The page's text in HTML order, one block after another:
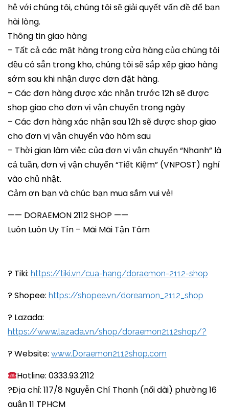
hệ với chúng tôi, chúng tôi sẽ giải quyết vấn đề để bạn
hài lòng.
Thông tin giao hàng
– Tất cả các mặt hàng trong cửa hàng của chúng tôi
đều có sẵn trong kho, chúng tôi sẽ sắp xếp giao hàng
sớm sau khi nhận được đơn đặt hàng.
– Các đơn hàng được xác nhận trước 12h sẽ được
shop giao cho đơn vị vận chuyển trong ngày
– Các đơn hàng xác nhận sau 12h sẽ được shop giao
cho đơn vị vận chuyển vào hôm sau
– Thời gian làm việc của đơn vị vận chuyển “Nhanh” là
cả tuần, đơn vị vận chuyển “Tiết Kiệm” (VNPOST) nghỉ
vào chủ nhật.
Cảm ơn bạn và chúc bạn mua sắm vui vẻ!
—— DORAEMON 2112 SHOP ——
Luôn Luôn Uy Tín – Mãi Mãi Tận Tâm
? Tiki: https://tiki.vn/cua-hang/doraemon-2112-shop
? Shopee: https://shopee.vn/doreamon_2112_shop
? Lazada:
https://www.lazada.vn/shop/doraemon2112shop/?
? Website: www.Doraemon2112shop.com
Hotline: 0333.93.2112
?Địa chỉ: 117/8 Nguyễn Chí Thanh (nối dài) phường 16
quận 11 TPHCM